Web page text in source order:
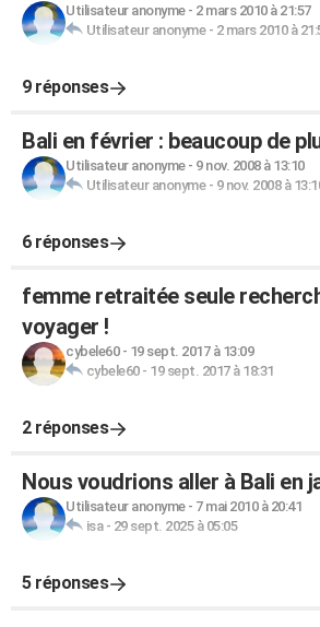
Utilisateur anonyme- 2 mars 2010 à 21:57
Utilisateur anonyme- 2 mars 2010 à
9 réponses
Bali en février : beaucoup de
Utilisateur anonyme- 9 nov. 2008 à 13:10
Utilisateur anonyme- 9 nov. 2008 à
6 réponses
femme retraitée seule
voyager !
cybele60- 19 sept. 2017 à 13:09
cybele60- 19 sept. 2017 à 18:31
2 réponses
Nous voudrions aller à Bali en
Utilisateur anonyme- 7 mai 2010 à 20:41
isa- 29 sept. 2025 à 05:05
5 réponses